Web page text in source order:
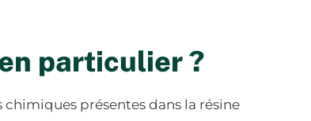
particulier ?
chimiques présentes dans la résine